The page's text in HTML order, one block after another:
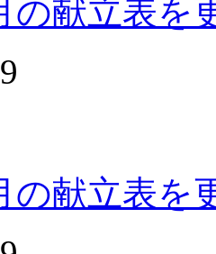
の献立表を
の献立表を